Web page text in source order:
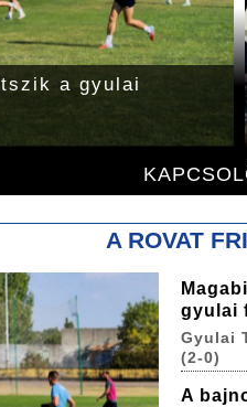
a gyulai
A ROVAT
gyulai
Gyulai
(2-0)
A